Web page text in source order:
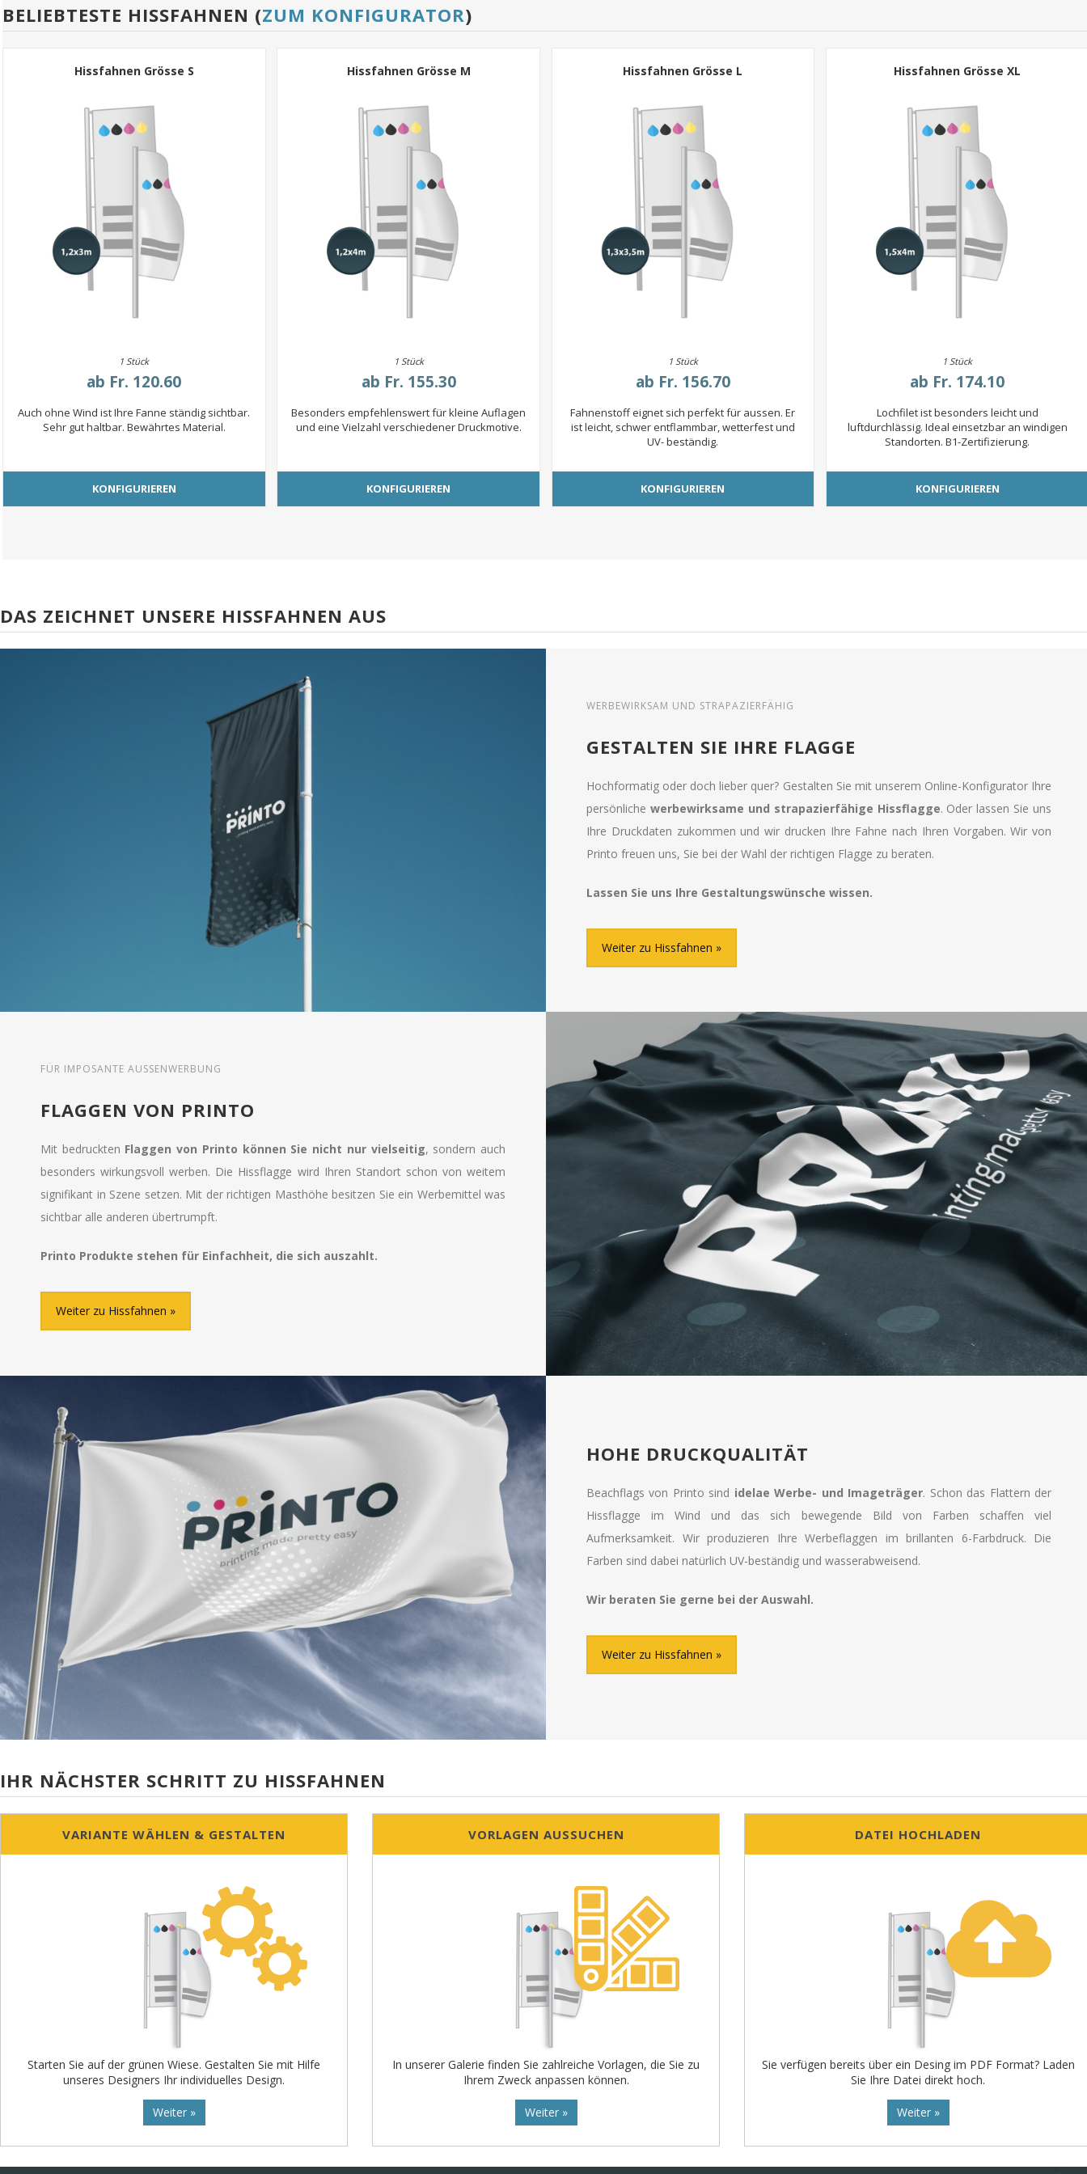
BELIEBTESTE HISSFAHNEN (ZUM KONFIGURATOR)
Hissfahnen Grösse S
1 Stück
ab Fr. 120.60
Auch ohne Wind ist Ihre Fanne ständig sichtbar.
Sehr gut haltbar. Bewährtes Material.
KONFIGURIEREN
Hissfahnen Grösse M
1 Stück
ab Fr. 155.30
Besonders empfehlenswert für kleine Auflagen
und eine Vielzahl verschiedener Druckmotive.
KONFIGURIEREN
Hissfahnen Grösse L
1 Stück
ab Fr. 156.70
Fahnenstoff eignet sich perfekt für aussen. Er
ist leicht, schwer entflammbar, wetterfest und
UV- beständig.
KONFIGURIEREN
Hissfahnen Grösse XL
1 Stück
ab Fr. 174.10
Lochfilet ist besonders leicht und
luftdurchlässig. Ideal einsetzbar an windigen
Standorten. B1-Zertifizierung.
KONFIGURIEREN
DAS ZEICHNET UNSERE HISSFAHNEN AUS
WERBEWIRKSAM UND STRAPAZIERFÄHIG
GESTALTEN SIE IHRE FLAGGE
Hochformatig oder doch lieber quer? Gestalten Sie mit unserem Online-Konfigurator Ihre
persönliche werbewirksame und strapazierfähige Hissflagge. Oder lassen Sie uns
Ihre Druckdaten zukommen und wir drucken Ihre Fahne nach Ihren Vorgaben. Wir von
Printo freuen uns, Sie bei der Wahl der richtigen Flagge zu beraten.
Lassen Sie uns Ihre Gestaltungswünsche wissen.
Weiter zu Hissfahnen
FÜR IMPOSANTE AUSSENWERBUNG
FLAGGEN VON PRINTO
Mit bedruckten Flaggen von Printo können Sie nicht nur vielseitig, sondern auch
besonders wirkungsvoll werben. Die Hissflagge wird Ihren Standort schon von weitem
signifikant in Szene setzen. Mit der richtigen Masthöhe besitzen Sie ein Werbemittel was
sichtbar alle anderen übertrumpft.
Printo Produkte stehen für Einfachheit, die sich auszahlt.
Weiter zu Hissfahnen
HOHE DRUCKQUALITÄT
Beachflags von Printo sind idelae Werbe- und Imageträger. Schon das Flattern der
Hissflagge im Wind und das sich bewegende Bild von Farben schaffen viel
Aufmerksamkeit. Wir produzieren Ihre Werbeflaggen im brillanten 6-Farbdruck. Die
Farben sind dabei natürlich UV-beständig und wasserabweisend.
Wir beraten Sie gerne bei der Auswahl.
Weiter zu Hissfahnen
IHR NÄCHSTER SCHRITT ZU HISSFAHNEN
VARIANTE WÄHLEN & GESTALTEN
Starten Sie auf der grünen Wiese. Gestalten Sie mit Hilfe
unseres Designers Ihr individuelles Design.
Weiter »
VORLAGEN AUSSUCHEN
In unserer Galerie finden Sie zahlreiche Vorlagen, die Sie zu
Ihrem Zweck anpassen können.
Weiter »
DATEI HOCHLADEN
Sie verfügen bereits über ein Desing im PDF Format? Laden
Sie Ihre Datei direkt hoch.
Weiter »